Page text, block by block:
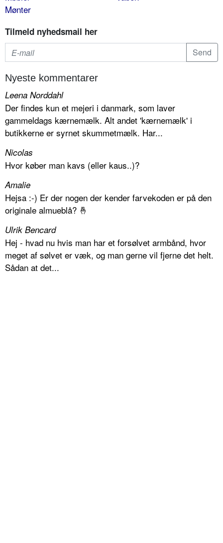
Mønter
Tilmeld nyhedsmail her
Nyeste kommentarer
Leena Norddahl
Der findes kun et mejeri i danmark, som laver
gammeldags kærnemælk. Alt andet 'kærnemælk' i
butikkerne er syrnet skummetmælk. Har...
Nicolas
Hvor køber man kavs (eller kaus..)?
Amalie
Hejsa :-) Er der nogen der kender farvekoden er på den
originale almueblå? 🤞
Ulrik Bencard
Hej - hvad nu hvis man har et forsølvet armbånd, hvor
meget af sølvet er væk, og man gerne vil fjerne det helt.
Sådan at det...